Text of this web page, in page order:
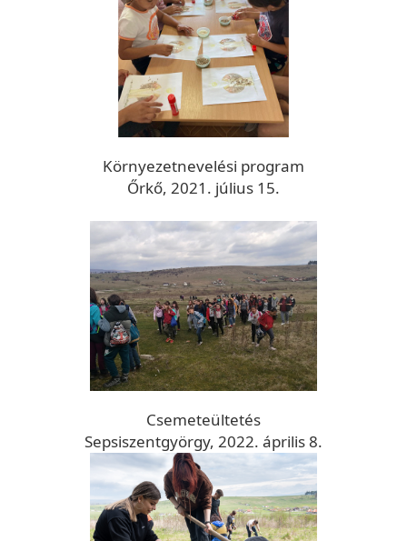
Környezetnevelési program
Őrkő, 2021. július 15.
Csemeteültetés
Sepsiszentgyörgy, 2022. április 8.